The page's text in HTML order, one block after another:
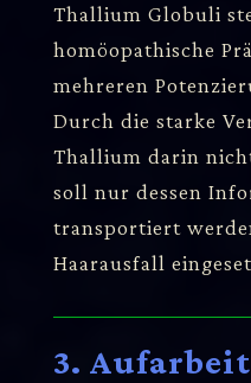
Thallium Globuli
homöopathische
mehreren
Durch die starke
Thallium darin
soll nur dessen
transportiert
Haarausfall
3.